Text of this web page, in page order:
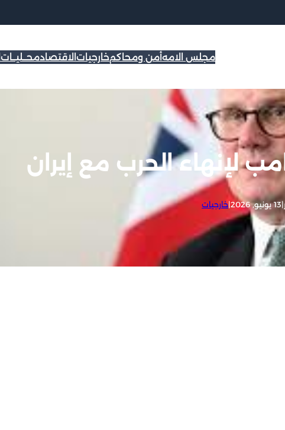
مجلس الامهأمن ومحاكمخارجيات الاقتصادمحــليــات
لإنهاء الحرب مع إيران
|13 يونيو, 2026 |خارجيات